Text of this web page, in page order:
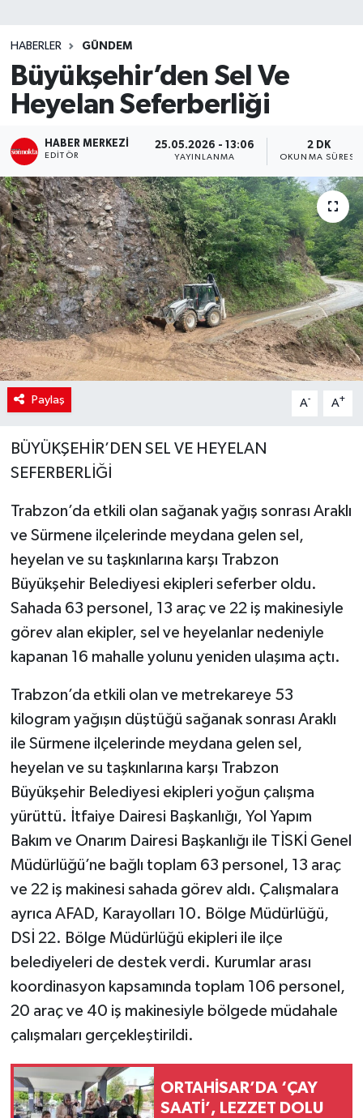
HABERLER GÜNDEM
Büyükşehir’den Sel Ve
Heyelan Seferberliği
HABER MERKEZI
EDITÖR
25.05.2026 - 13:06
YAYINLANMA
2 DK
OKUNMA SÜRESI
Paylaş A- A+
BÜYÜKŞEHİR’DEN SEL VE HEYELAN
SEFERBERLİĞİ
Trabzon’da etkili olan sağanak yağış sonrası Araklı
ve Sürmene ilçelerinde meydana gelen sel,
heyelan ve su taşkınlarına karşı Trabzon
Büyükşehir Belediyesi ekipleri seferber oldu.
Sahada 63 personel, 13 araç ve 22 iş makinesiyle
görev alan ekipler, sel ve heyelanlar nedeniyle
kapanan 16 mahalle yolunu yeniden ulaşıma açtı.
Trabzon’da etkili olan ve metrekareye 53
kilogram yağışın düştüğü sağanak sonrası Araklı
ile Sürmene ilçelerinde meydana gelen sel,
heyelan ve su taşkınlarına karşı Trabzon
Büyükşehir Belediyesi ekipleri yoğun çalışma
yürüttü. İtfaiye Dairesi Başkanlığı, Yol Yapım
Bakım ve Onarım Dairesi Başkanlığı ile TİSKİ Genel
Müdürlüğü’ne bağlı toplam 63 personel, 13 araç
ve 22 iş makinesi sahada görev aldı. Çalışmalara
ayrıca AFAD, Karayolları 10. Bölge Müdürlüğü,
DSİ 22. Bölge Müdürlüğü ekipleri ile ilçe
belediyeleri de destek verdi. Kurumlar arası
koordinasyon kapsamında toplam 106 personel,
20 araç ve 40 iş makinesiyle bölgede müdahale
çalışmaları gerçekleştirildi.
ORTAHİSAR’DA ‘ÇAY
SAATİ’, LEZZET DOLU
Teknoloji
TRABZON
TRABZONSPOR
Yaşam